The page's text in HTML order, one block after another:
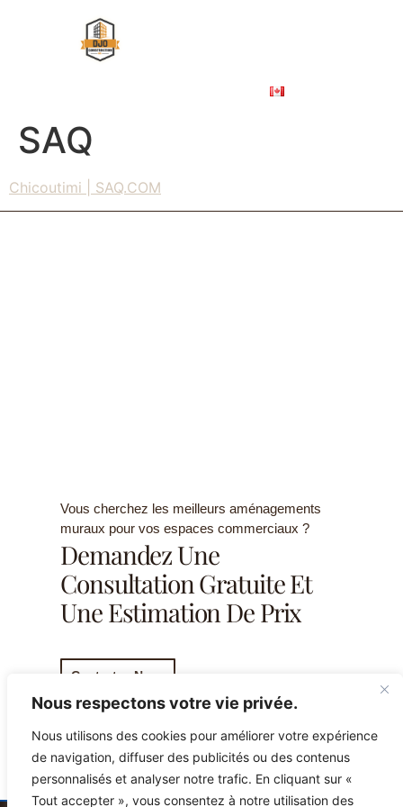
Nous respectons votre vie privée.
Nous utilisons des cookies pour améliorer votre expérience
de navigation, diffuser des publicités ou des contenus
personnalisés et analyser notre trafic. En cliquant sur «
Tout accepter », vous consentez à notre utilisation des
SAQ
Chicoutimi | SAQ.COM
Vous cherchez les meilleurs aménagements
muraux pour vos espaces commerciaux ?
Demandez Une
Consultation Gratuite Et
Une Estimation De Prix
Contactez-Nous